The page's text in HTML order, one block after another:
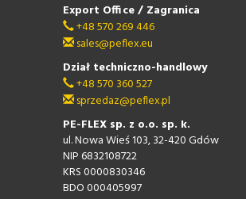
Export Office / Zagranica
+48 570 269 446
sales@peflex.eu
Dział techniczno-handlowy
+48 570 360 527
sprzedaz@peflex.pl
PE-FLEX sp. z o.o. sp. k.
ul. Nowa Wieś 103, 32-420 Gdów
NIP 6832108722
KRS 0000830346
BDO 000405997